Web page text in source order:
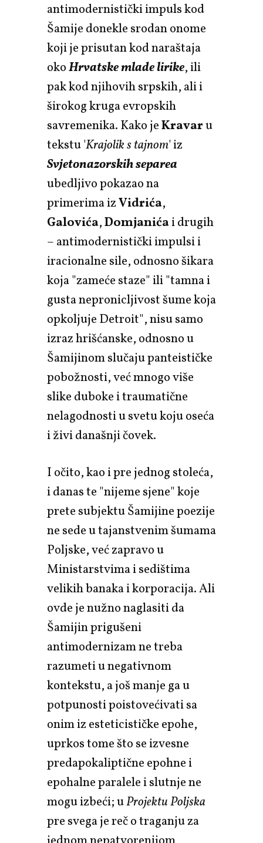
antimodernistički impuls kod
Šamije donekle srodan onome
koji je prisutan kod naraštaja
okoHrvatske mlade lirike, ili
pak kod njihovih srpskih, ali i
širokog kruga evropskih
savremenika. Kako jeKravaru
tekstu 'Krajolik s tajnom' iz
Svjetonazorskih separea
ubedljivo pokazao na
primerima izVidrića,
Galovića,Domjanićai drugih
– antimodernistički impulsi i
iracionalne sile, odnosno šikara
koja "zameće staze" ili "tamna i
gusta nepronicljivost šume koja
opkoljuje Detroit", nisu samo
izraz hrišćanske, odnosno u
Šamijinom slučaju panteističke
pobožnosti, već mnogo više
slike duboke i traumatične
nelagodnosti u svetu koju oseća
i živi današnji čovek.
I očito, kao i pre jednog stoleća,
i danas te "nijeme sjene" koje
prete subjektu Šamijine poezije
ne sede u tajanstvenim šumama
Poljske, već zapravo u
Ministarstvima i sedištima
velikih banaka i korporacija. Ali
ovde je nužno naglasiti da
Šamijin prigušeni
antimodernizam ne treba
razumeti u negativnom
kontekstu, a još manje ga u
potpunosti poistovećivati sa
onim iz esteticističke epohe,
uprkos tome što se izvesne
predapokaliptične epohne i
epohalne paralele i slutnje ne
mogu izbeći; uProjektu Poljska
pre svega je reč o traganju za